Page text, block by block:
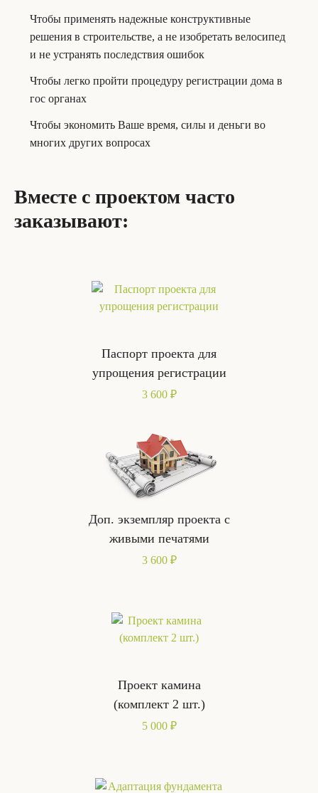
Чтобы применять надежные конструктивные
решения в строительстве, а не изобретать велосипед
и не устранять последствия ошибок
Чтобы легко пройти процедуру регистрации дома в
гос органах
Чтобы экономить Ваше время, силы и деньги во
многих других вопросах
Вместе с проектом часто
заказывают:
Паспорт проекта для
упрощения регистрации
3 600 ₽
Доп. экземпляр проекта с
живыми печатями
3 600 ₽
Проект камина
(комплект 2 шт.)
5 000 ₽